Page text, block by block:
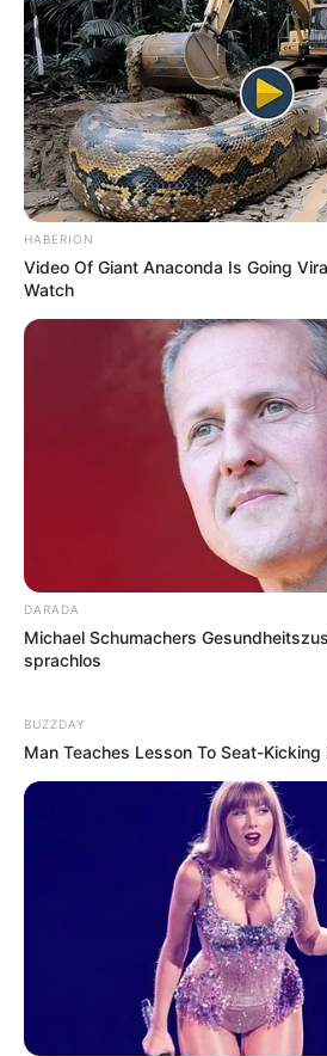
HABERION
Video Of Giant Anaconda Is Going
Watch
DARADA
Michael Schumachers
sprachlos
BUZZDAY
Man Teaches Lesson To Seat-